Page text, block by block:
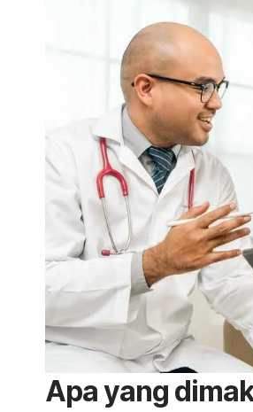
Apa yang